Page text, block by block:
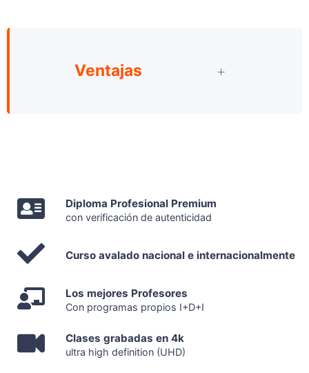
Ventajas
Diploma Profesional Premium
con verificación de autenticidad
Curso avalado nacional e internacionalmente
Los mejores Profesores
Con programas propios I+D+I
Clases grabadas en 4k
ultra high definition (UHD)